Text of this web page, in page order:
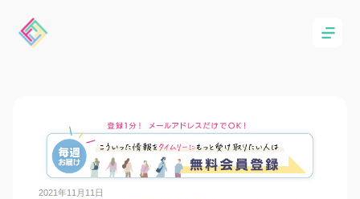
2021年11月11日